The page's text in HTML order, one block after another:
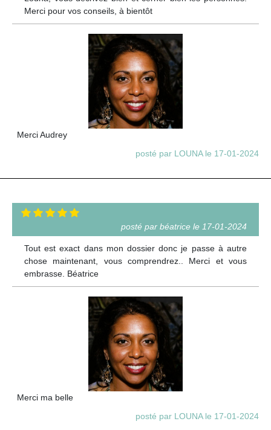
Merci pour vos conseils, à bientôt
Merci Audrey
posté par LOUNA le 17-01-2024
posté par béatrice le 17-01-2024
Tout est exact dans mon dossier donc je passe à autre
chose maintenant, vous comprendrez.. Merci et vous
embrasse. Béatrice
Merci ma belle
posté par LOUNA le 17-01-2024